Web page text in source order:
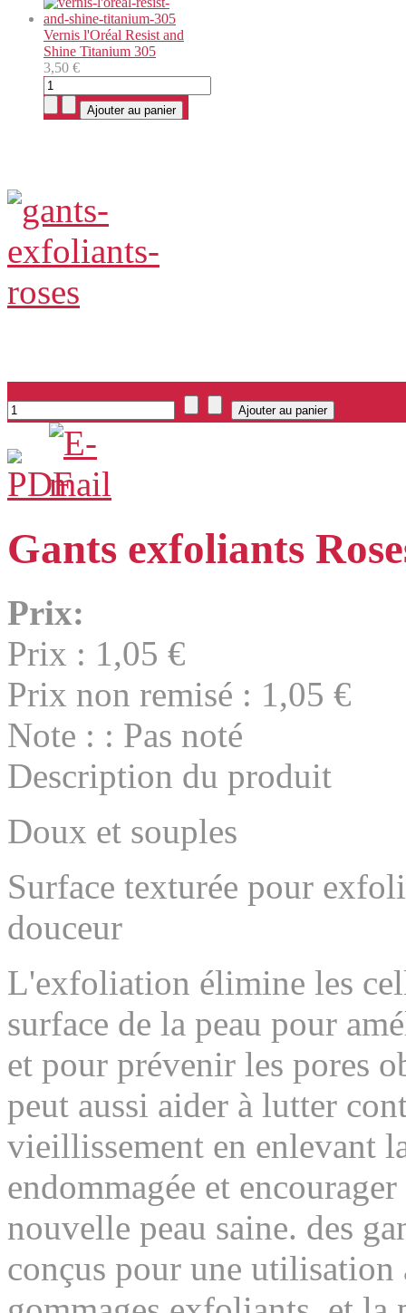
Vernis l'Oréal Resist and
Shine Titanium 305
3,50 €
Gants exfoliants
Prix:
Prix : 1,05 €
Prix non remisé : 1,05 €
Note : : Pas noté
Description du produit
Doux et souples
Surface texturée pour
douceur
L'exfoliation élimine les
surface de la peau pour
et pour prévenir les pores
peut aussi aider à lutter
vieillissement en enlevant
endommagée et
nouvelle peau saine. des
conçus pour une utilisation